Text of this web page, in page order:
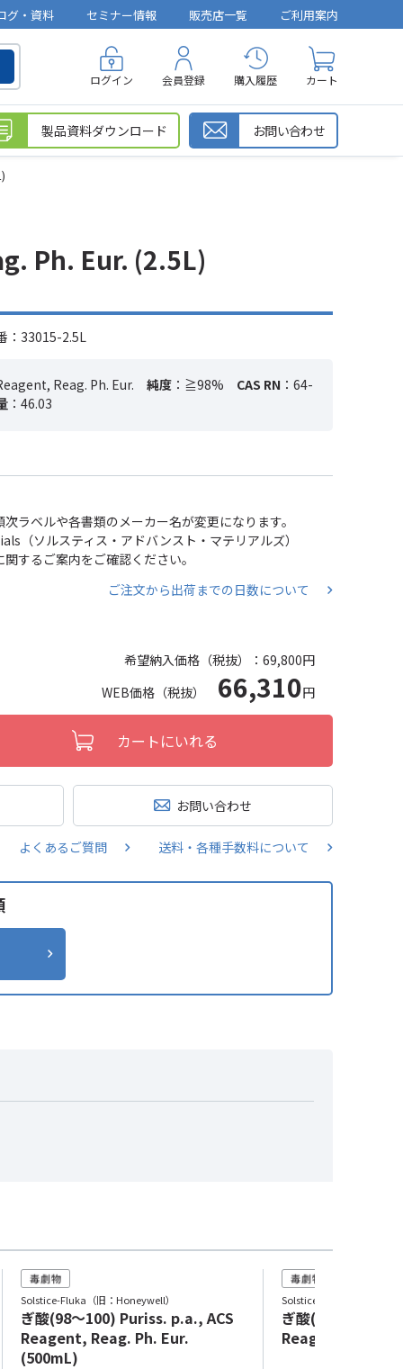
グ・資料 セミナー情報 販売店一覧 ご利用案内
ログイン 会員登録 購入履歴 カート
製品資料ダウンロード お問い合わせ
Ph. Eur. (2.5L)
33015-2.5L
Reag. Ph. Eur. 純度 ：≧98% CAS RN ：64-
：46.03
ラベルや各書類のメーカー名が変更になります。
（ソルスティス・アドバンスト・マテリアルズ）
するご案内をご確認ください。
ご注文から出荷までの日数について
希望納入価格（税抜）： 69,800円
WEB価格（税抜） 66,310円
カートにいれる
お問い合わせ
よくあるご質問 送料・各種手数料について
Solstice-Fluka（旧：Honeywell）
ぎ酸(98～100) Puriss. p.a., ACS
Reagent, Reag. Ph. Eur.
(500mL)
Solstice-Fluka（旧：
ぎ酸(98～100)
Reagent, Reag.